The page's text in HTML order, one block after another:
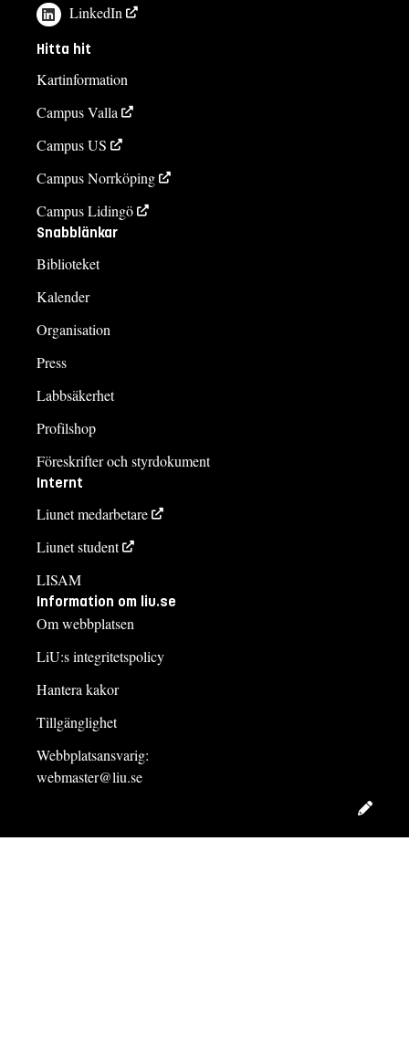
LinkedIn
Hitta hit
Kartinformation
Campus Valla
Campus US
Campus Norrköping
Campus Lidingö
Snabblänkar
Biblioteket
Kalender
Organisation
Press
Labbsäkerhet
Profilshop
Föreskrifter och styrdokument
Internt
Liunet medarbetare
Liunet student
LISAM
Information om liu.se
Om webbplatsen
LiU:s integritetspolicy
Hantera kakor
Tillgänglighet
Webbplatsansvarig:
webmaster@liu.se